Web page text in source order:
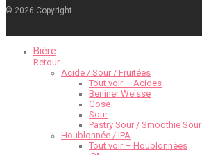
© 2026 Copyright
Bière
Retour
Acide / Sour / Fruitées
Tout voir – Acides
Berliner Weisse
Gose
Sour
Pastry Sour / Smoothie Sour
Houblonnée / IPA
Tout voir – Houblonnées